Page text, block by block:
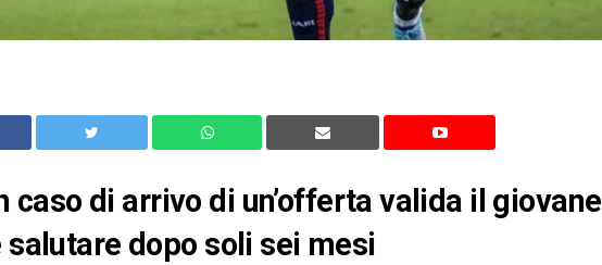
caso di arrivo di un’offerta valida il giovane
dopo soli sei mesi